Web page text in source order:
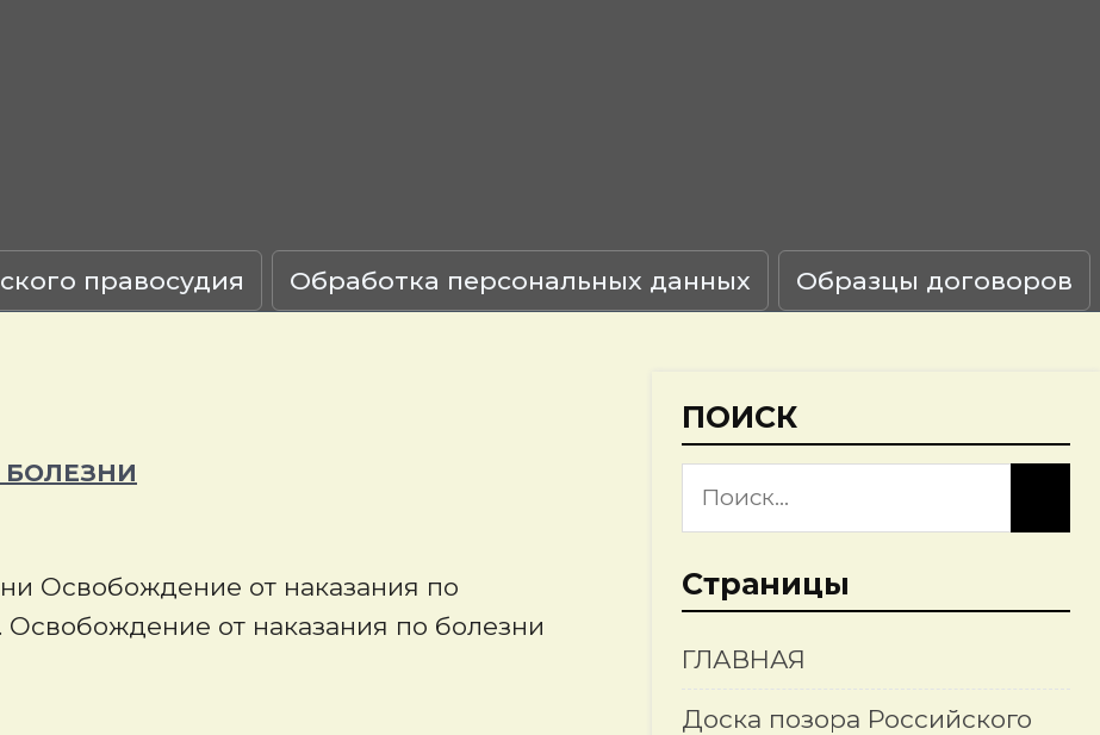
правосудия Обработка персональных данных Образцы договоров
Освобождение от наказания по
от наказания по болезни
ПОИСК
Страницы
ГЛАВНАЯ
Доска позора Российского